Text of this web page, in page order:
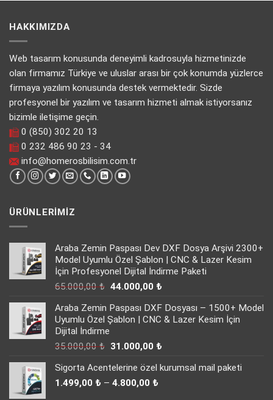
HAKKIMIZDA
Web tasarım konusunda deneyimli kadrosuyla hizmetinizde
olan firmamız Türkiye ve uluslar arası bir çok konumda yüzlerce
firmaya yazılım konusunda destek vermektedir. Sizde
profesyonel bir yazılım ve tasarım hizmeti almak istiyorsanız
bizimle iletişime geçin.
0 (850) 302 20 13
0 232 486 90 23 - 34
info@homerosbilisim.com.tr
ÜRÜNLERIMIZ
Araba Zemin Paspası Dev DXF Dosya Arşivi 2300+
Model Uyumlu Özel Şablon | CNC & Lazer Kesim
İçin Profesyonel Dijital İndirme Paketi
65.000,00₺ Orijinal
65.000,00 ₺.
44.000,00 ₺Şu
fiyat:
44.000,00 ₺.
Araba Zemin Paspası DXF Dosyası – 1500+ Model
Uyumlu Özel Şablon | CNC & Lazer Kesim İçin
Dijital İndirme
35.000,00₺ Orijinal
35.000,00 ₺.
31.000,00 ₺Şu
fiyat:
Sigorta Acentelerine özel kurumsal mail paketi
1.499,00 ₺ – 4.800,00 ₺